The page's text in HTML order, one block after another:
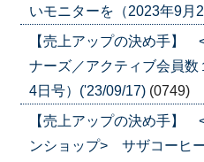
いモニターを（2023年9月
【売上アップの決め手】
ナーズ／アクティブ会員
4日号）('23/09/17) (0749)
【売上アップの決め手】
ンショップ> サザコーヒ